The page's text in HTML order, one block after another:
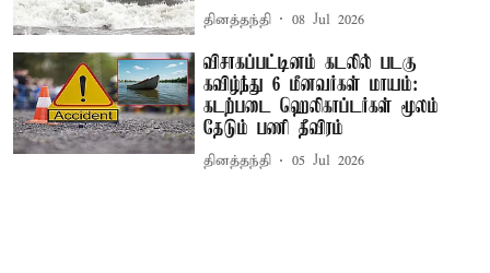
தினத்தந்தி 08 Jul 2026
விசாகப்பட்டினம் கடலில் படகு
கவிழ்ந்து 6 மீனவர்கள் மாயம்:
கடற்படை ஹெலிகாப்டர்கள் மூலம்
தேடும் பணி தீவிரம்
தினத்தந்தி 05 Jul 2026